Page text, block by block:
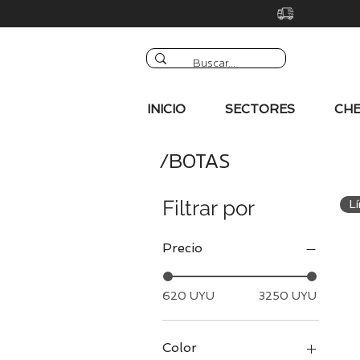
INICIO SECTORES
/BOTAS
Filtrar por
Precio
620 UYU 3250 UYU
Color